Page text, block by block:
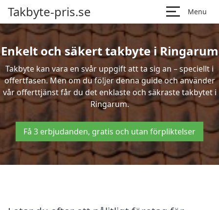
Takbyte-pris.se Menu
Enkelt och säkert takbyte i Ringarum
Takbyte kan vara en svår uppgift att ta sig an – speciellt i
offertfasen. Men om du följer denna guide och använder
vår offerttjänst får du det enklaste och säkraste takbytet i
Ringarum.
Få 3 erbjudanden, gratis och utan förpliktelser